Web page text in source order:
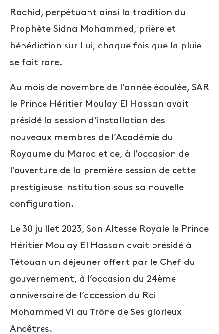
Rachid, perpétuant ainsi la tradition du
Prophète Sidna Mohammed, prière et
bénédiction sur Lui, chaque fois que la pluie
se fait rare.
Au mois de novembre de l’année écoulée, SAR
le Prince Héritier Moulay El Hassan avait
présidé la session d’installation des
nouveaux membres de l’Académie du
Royaume du Maroc et ce, à l’occasion de
l’ouverture de la première session de cette
prestigieuse institution sous sa nouvelle
configuration.
Le 30 juillet 2023, Son Altesse Royale le Prince
Héritier Moulay El Hassan avait présidé à
Tétouan un déjeuner offert par le Chef du
gouvernement, à l’occasion du 24ème
anniversaire de l’accession du Roi
Mohammed VI au Trône de Ses glorieux
Ancêtres.